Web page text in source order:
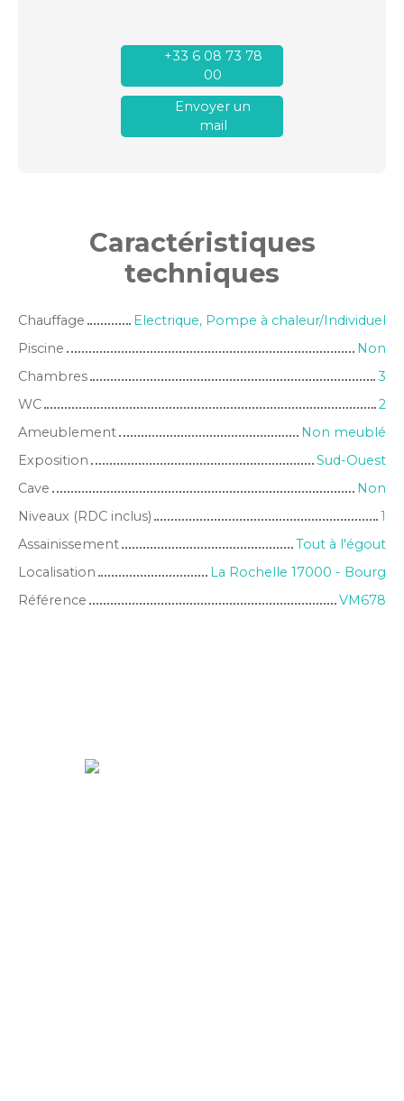
+33 6 08 73 78
00
Envoyer un
mail
Caractéristiques
techniques
Chauffage
Electrique, Pompe à chaleur/Individuel
Piscine
Non
Chambres
3
WC
2
Ameublement
Non meublé
Exposition
Sud-Ouest
Cave
Non
Niveaux (RDC inclus)
1
Assainissement
Tout à l'égout
Localisation
La Rochelle 17000 - Bourg
Référence
VM678